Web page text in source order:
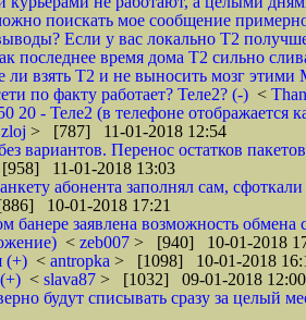
поискать мое сообщение
Если у вас локально Т2
последнее время дома Т2 сильно
ли взять Т2 и не выносить мозг
по факту работает? Теле2? (-) <
20 - Теле2 (в телефоне отображается
zloj > [787] 11-01-2018 12:54
вариантов. Перенос остатков
11-01-2018 13:03
абонента заполнял сам,
10-01-2018 17:21
банере заявлена возможность
< zeb007 > [940] 10-01-2018
(+) < antropka > [1098] 10-01-2018
< slava87 > [1032] 09-01-2018 12:00
будут списывать сразу за целый